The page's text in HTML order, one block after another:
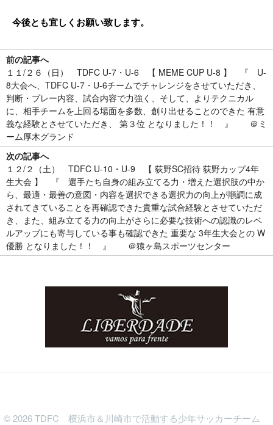
今後とも宜しくお願い致します。
前の記事へ
１１/２６（日） TDFC U-7・U-6 【 MEME CUP U-8 】 『 U-
8大会へ、TDFC U-7・U-6チームでチャレンジをさせていただき、
判断・プレー内容、試合内容で力強く、そして、よりテクニカル
に、相手チームを上回る場面を多数、創り出せることのできた 有意
義な経験とさせていただき、 第３位 となりました！！ 』 ＠ミ
ーム厚木グランド
次の記事へ
１２/２（土） TDFC U-10・U-9 【 荻野SC招待 荻野カップ4年
生大会 】 『 選手たち自身の組み立てる力・増えた選択肢の中か
ら、最適・最善の意図・内容を選択できる選択力の向上が順調に成
されてきていることを再確認できた貴重な試合経験とさせていただ
き、また、組み立てる力の向上がさらに必要な技術への認識のレベ
ルアップにも寄与している事も確認できた 重要な 3年生大会との W
優勝 となりました！！ 』 ＠猿ヶ島スポーツセンター
© 2026TDFC 横浜市＆川崎市で活動する少年サッカーチーム